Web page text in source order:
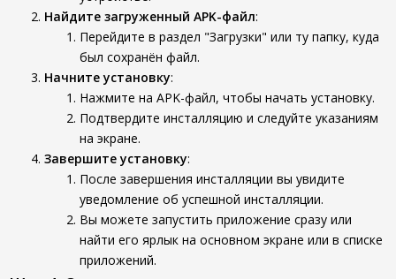
Найдите загруженный APK-файл:
Перейдите в раздел "Загрузки" или ту папку, куда
был сохранён файл.
Начните установку:
Нажмите на APK-файл, чтобы начать установку.
Подтвердите инсталляцию и следуйте указаниям
на экране.
Завершите установку:
После завершения инсталляции вы увидите
уведомление об успешной инсталляции.
Вы можете запустить приложение сразу или
найти его ярлык на основном экране или в списке
приложений.